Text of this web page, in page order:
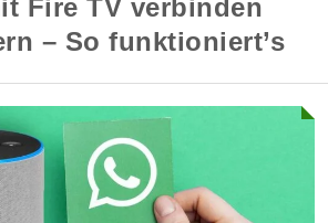
Fire TV verbinden
– So funktioniert’s